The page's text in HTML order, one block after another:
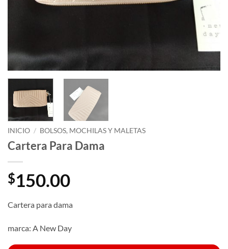
INICIO / BOLSOS, MOCHILAS Y MALETAS
Cartera Para Dama
$150.00
Cartera para dama
marca: A New Day